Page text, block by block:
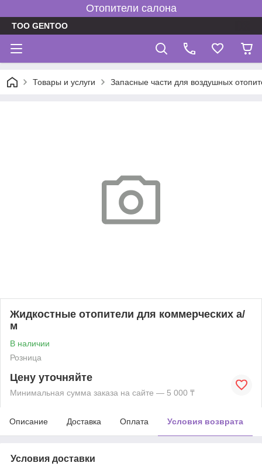
Отопители салона
TOO GENTOO
Товары и услуги Запасные части для воздушных
Жидкостные отопители для коммерческих а/
м
В наличии
Розница
Цену уточняйте
Минимальная сумма заказа на сайте — 5 000 ₸
Описание Доставка Оплата Условия возврата
Условия доставки